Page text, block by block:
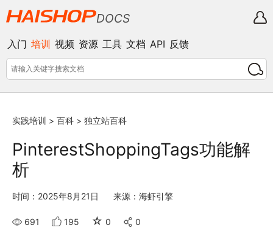
DOCS
入门 培训 视频 资源 工具 文档 API 反馈
实践培训 > 百科 > 独立站百科
PinterestShoppingTags功能解
析
时间：2025年8月21日 来源：海虾引擎
691 195 ☆ 0 0